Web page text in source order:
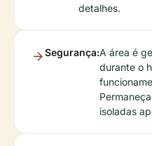
detalhes.
Segurança:A área é
durante o
isoladas